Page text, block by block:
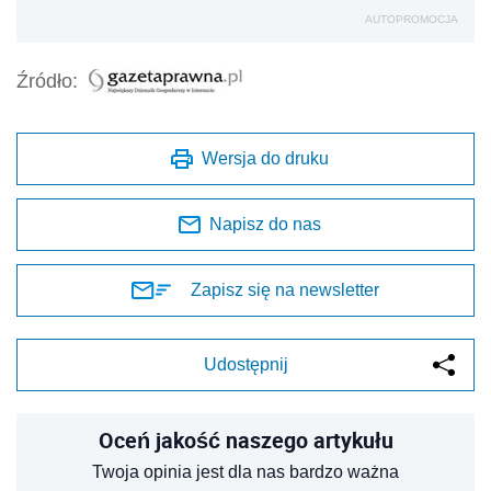
AUTOPROMOCJA
Źródło:
Wersja do druku
Napisz do nas
Zapisz się na newsletter
Udostępnij
Oceń jakość naszego artykułu
Twoja opinia jest dla nas bardzo ważna